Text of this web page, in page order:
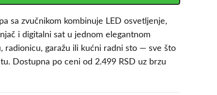
sa zvučnikom kombinuje LED osvetljenje,
i digitalni sat u jednom elegantnom
radionicu, garažu ili kućni radni sto — sve što
Dostupna po ceni od 2.499 RSD uz brzu